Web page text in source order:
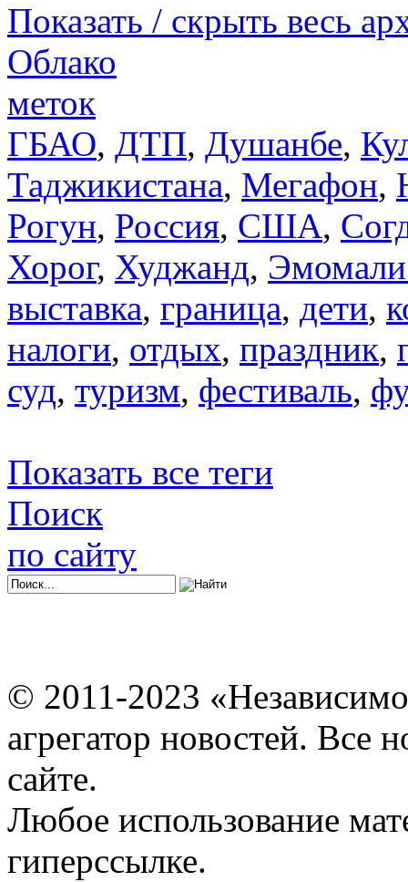
Показать / скрыть весь
Облако
меток
ГБАО, ДТП, Душанбе,
Таджикистана, Мегафон,
Рогун, Россия, США,
Хорог, Худжанд,
выставка, граница, дети,
налоги, отдых, праздник,
суд, туризм, фестиваль,
Показать все теги
Поиск
по сайту
© 2011-2023
агрегатор новостей. Все
сайте.
Любое использование
гиперссылке.